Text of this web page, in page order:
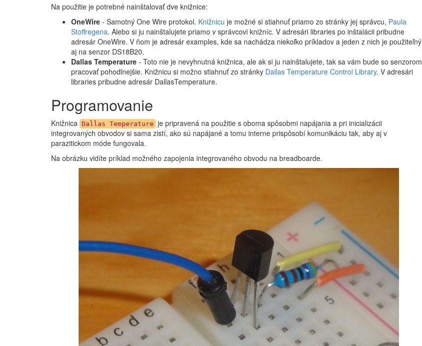
Na použitie je potrebné nainštalovať dve knižnice:
OneWire - Samotný One Wire protokol. Knižnicu je možné si stiahnuť priamo zo stránky jej správcu, Paula
Stoffregena. Alebo si ju nainštalujete priamo v správcovi knižníc. V adresári libraries po inštalácii pribudne
adresár OneWire. V ňom je adresár examples, kde sa nachádza niekoľko príkladov a jeden z nich je použiteľný
aj na senzor DS18B20.
Dallas Temperature - Toto nie je nevyhnutná knižnica, ale ak si ju nainštalujete, tak sa vám bude so senzorom
pracovať pohodlnejšie. Knižnicu si možno stiahnuť zo stránky Dallas Temperature Control Library. V adresári
libraries pribudne adresár DallasTemperature.
Programovanie
Knižnica Dallas Temperature je pripravená na použitie s oboma spôsobmi napájania a pri inicializácii
integrovaných obvodov si sama zistí, ako sú napájané a tomu interne prispôsobí komunikáciu tak, aby aj v
parazitickom móde fungovala.
Na obrázku vidíte príklad možného zapojenia integrovaného obvodu na breadboarde.